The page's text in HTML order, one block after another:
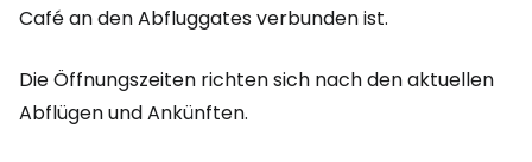
Café an den Abfluggates verbunden ist.
Die Öffnungszeiten richten sich nach den aktuellen
Abflügen und Ankünften.